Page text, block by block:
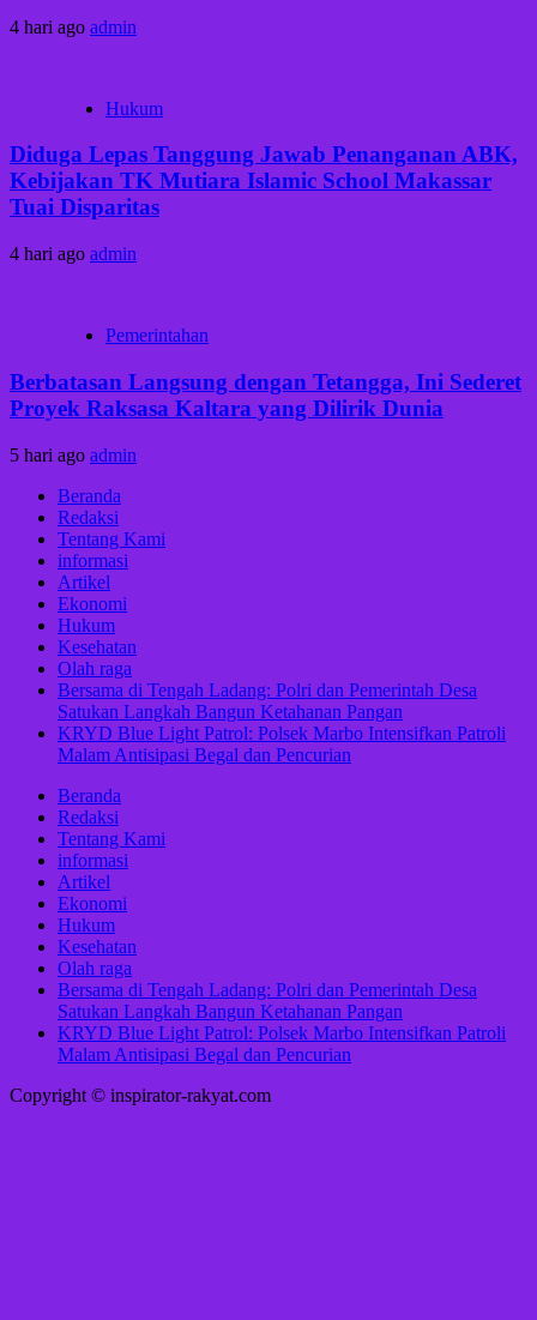
4 hari ago admin
Hukum
Diduga Lepas Tanggung Jawab Penanganan ABK,
Kebijakan TK Mutiara Islamic School Makassar
Tuai Disparitas
4 hari ago admin
Pemerintahan
Berbatasan Langsung dengan Tetangga, Ini Sederet
Proyek Raksasa Kaltara yang Dilirik Dunia
5 hari ago admin
Beranda
Redaksi
Tentang Kami
informasi
Artikel
Ekonomi
Hukum
Kesehatan
Olah raga
Bersama di Tengah Ladang: Polri dan Pemerintah Desa
Satukan Langkah Bangun Ketahanan Pangan
KRYD Blue Light Patrol: Polsek Marbo Intensifkan Patroli
Malam Antisipasi Begal dan Pencurian
Beranda
Redaksi
Tentang Kami
informasi
Artikel
Ekonomi
Hukum
Kesehatan
Olah raga
Bersama di Tengah Ladang: Polri dan Pemerintah Desa
Satukan Langkah Bangun Ketahanan Pangan
KRYD Blue Light Patrol: Polsek Marbo Intensifkan Patroli
Malam Antisipasi Begal dan Pencurian
Copyright © inspirator-rakyat.com